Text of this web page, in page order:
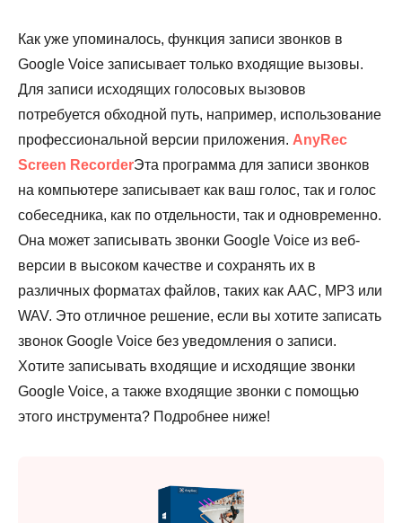
Как уже упоминалось, функция записи звонков в
Google Voice записывает только входящие вызовы.
Для записи исходящих голосовых вызовов
потребуется обходной путь, например, использование
профессиональной версии приложения. AnyRec
Screen RecorderЭта программа для записи звонков
на компьютере записывает как ваш голос, так и голос
собеседника, как по отдельности, так и одновременно.
Она может записывать звонки Google Voice из веб-
версии в высоком качестве и сохранять их в
различных форматах файлов, таких как AAC, MP3 или
WAV. Это отличное решение, если вы хотите записать
звонок Google Voice без уведомления о записи.
Хотите записывать входящие и исходящие звонки
Google Voice, а также входящие звонки с помощью
этого инструмента? Подробнее ниже!